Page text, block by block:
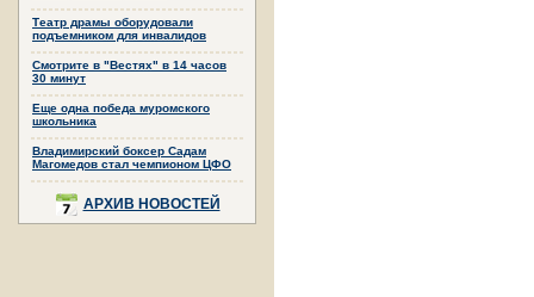
Театр драмы оборудовали
подъемником для инвалидов
Смотрите в "Вестях" в 14 часов
30 минут
Еще одна победа муромского
школьника
Владимирский боксер Садам
Магомедов стал чемпионом ЦФО
АРХИВ НОВОСТЕЙ